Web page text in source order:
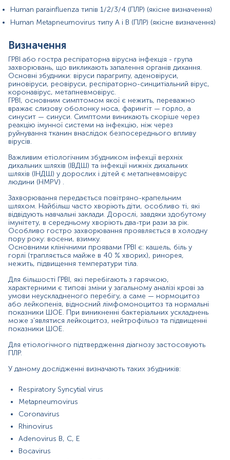
виникненні бактеріальних ускладнень може з'являтися
лейкоцитоз, нейтрофільоз та підвищенні показники
ШОЕ.
Для етіологічного підтвердження діагнозу
застосовують ПЛР.
У даному дослідженні визначають таких збудників:
Respiratory Syncytial virus
Metapneumovirus
Coronavirus
Rhinovirus
Adenovirus B, C, E
Bocavirus
Parainfluenza virus 1, 2, 3, 4
Матеріал
харкотиння
Зміст:
Маркер
Показання до призначення
Загальна характеристика
Інтерпретація
Маркер
Маркер виявлення генетичного матеріалу основних
вірусних збудників інфекцій нижніх відділів дихальних
шляхів
Показання до призначення
респіраторної вірусної інфекції (раптовий
гострий початок хвороби, лихоманка, біль у
горлі, біль у м'язах, головний біль,
світлобоязнь, сухий кашель, біль у грудній клітці,
захворювання
• коли у пацієнта є симптоми позалікарняної
пневмонії (лихоманка, задишка і біль у грудній клітці,
Human parainfluenza типів 1/2/3/4 (ПЛР) (якісне визначення)
Human Metapneumovirus типу А і В (ПЛР) (якісне визначення)
Визначення
ГРВІ або гостра респіраторна вірусна інфекція - група
захворювань, що викликають запалення органів дихання.
Основні збудники: віруси парагрипу, аденовіруси,
риновіруси, реовіруси, респіраторно-синцитіальний вірус,
коронавірус, метапневмовірус.
ГРВІ, основним симптомом якої є нежить, переважно
вражає слизову оболонку носа, фарингіт — горло, а
синусит — синуси. Симптоми виникають скоріше через
реакцію імунної системи на інфекцію, ніж через
руйнування тканин внаслідок безпосереднього впливу
вірусів.
Важливим етіологічним збудником інфекції верхніх
дихальних шляхів (ІВДШ) та інфекції нижніх дихальних
шляхів (ІНДШ) у дорослих і дітей є метапневмовірус
людини (HMPV) .
Захворювання передається повітряно-крапельним
шляхом. Найбільш часто хворіють діти, особливо ті, які
відвідують навчальні заклади. Дорослі, завдяки здобутому
імунітету, в середньому хворіють два-три рази за рік.
Особливо гостро захворювання проявляється в холодну
пору року: восени, взимку.
Основними клінічними проявами ГРВІ є: кашель, біль у
горлі (трапляється майже в 40 % хворих), ринорея,
нежить, підвищення температури тіла.
Для більшості ГРВІ, які перебігають з гарячкою,
характерними є типові зміни у загальному аналізі крові за
умови неускладненого перебігу, а саме — нормоцитоз
або лейкопенія, відносний лімфомоноцитоз та нормальні
показники ШОЕ. При виникненні бактеріальних ускладнень
може з'являтися лейкоцитоз, нейтрофільоз та підвищенні
показники ШОЕ.
Для етіологічного підтвердження діагнозу застосовують
ПЛР.
У даному дослідженні визначають таких збудників:
Respiratory Syncytial virus
Metapneumovirus
Coronavirus
Rhinovirus
Adenovirus B, C, E
Bocavirus